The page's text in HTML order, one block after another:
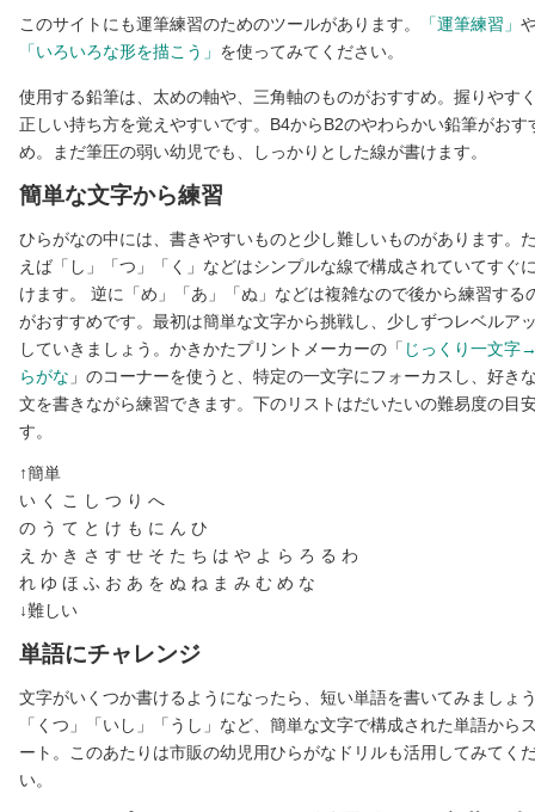
このサイトにも運筆練習のためのツールがあります。 「運筆練習」
「いろいろな形を描こう」 を使ってみてください。
使用する鉛筆は、太めの軸や、三角軸のものがおすすめ。握りやす
正しい持ち方を覚えやすいです。B4からB2のやわらかい鉛筆がおす
め。まだ筆圧の弱い幼児でも、しっかりとした線が書けます。
簡単な文字から練習
ひらがなの中には、書きやすいものと少し難しいものがあります。
えば「し」「つ」「く」などはシンプルな線で構成されていてすぐ
けます。 逆に「め」「あ」「ぬ」などは複雑なので後から練習する
がおすすめです。最初は簡単な文字から挑戦し、少しずつレベルア
していきましょう。かきかたプリントメーカーの「 じっくり一文字
らがな 」のコーナーを使うと、特定の一文字にフォーカスし、好き
文を書きながら練習できます。下のリストはだいたいの難易度の目
す。
↑簡単
い く こ し つ り へ
の う て と け も に ん ひ
え か き さ す せ そ た ち は や よ ら ろ る わ
れ ゆ ほ ふ お あ を ぬ ね ま み む め な
↓難しい
単語にチャレンジ
文字がいくつか書けるようになったら、短い単語を書いてみましょ
「くつ」「いし」「うし」など、簡単な文字で構成された単語から
ート。このあたりは市販の幼児用ひらがなドリルも活用してみてく
い。